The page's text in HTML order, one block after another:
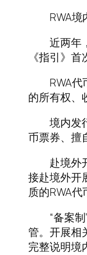
RWA境
近两年，
《指引》
RWA代币
的所有权、
境内发行
币票券、擅
赴境外开
接赴境外开
质的RWA
“备案制”
管。开展相
完整说明境